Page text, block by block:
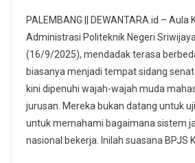
PALEMBANG || DEWANTARA.id – Aula
Administrasi Politeknik Negeri
(16/9/2025), mendadak terasa
biasanya menjadi tempat sidang
kini dipenuhi wajah-wajah muda
jurusan. Mereka bukan datang untuk
untuk memahami bagaimana sistem
nasional bekerja. Inilah suasana BPJS